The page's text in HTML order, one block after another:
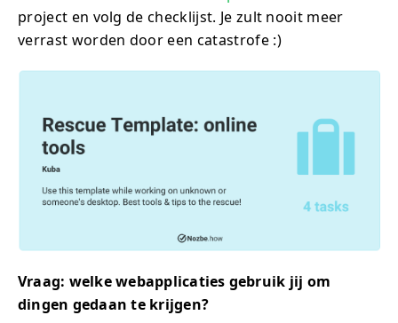
project en volg de checklijst. Je zult nooit meer
verrast worden door een catastrofe :)
Vraag: welke webapplicaties gebruik jij om
dingen gedaan te krijgen?